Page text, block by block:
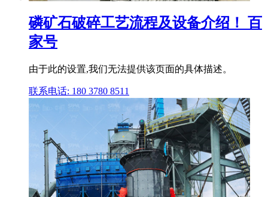
磷矿石破碎工艺流程及设备介绍！ 百
家号
由于此的设置,我们无法提供该页面的具体描述。
联系电话: 180 3780 8511